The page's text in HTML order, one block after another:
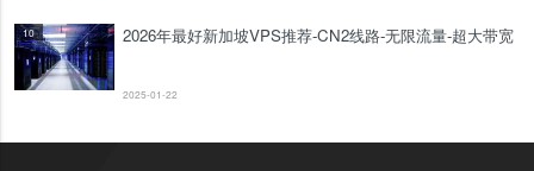
10 2026年最好新加坡VPS推荐-CN2线路-无限流量-超大带宽
2025-01-22